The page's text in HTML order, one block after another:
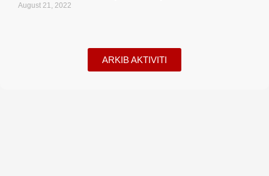
August 21, 2022
ARKIB AKTIVITI